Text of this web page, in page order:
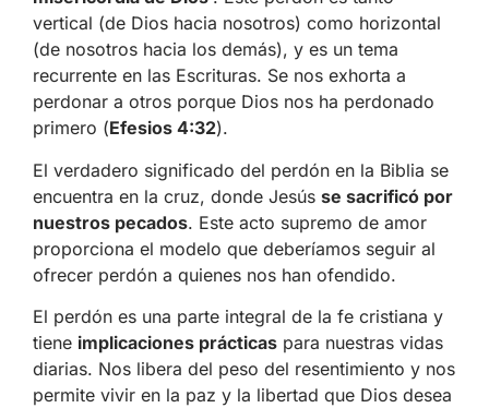
vertical (de Dios hacia nosotros) como horizontal
(de nosotros hacia los demás), y es un tema
recurrente en las Escrituras. Se nos exhorta a
perdonar a otros porque Dios nos ha perdonado
primero (Efesios 4:32).
El verdadero significado del perdón en la Biblia se
encuentra en la cruz, donde Jesús se sacrificó por
nuestros pecados. Este acto supremo de amor
proporciona el modelo que deberíamos seguir al
ofrecer perdón a quienes nos han ofendido.
El perdón es una parte integral de la fe cristiana y
tiene implicaciones prácticas para nuestras vidas
diarias. Nos libera del peso del resentimiento y nos
permite vivir en la paz y la libertad que Dios desea